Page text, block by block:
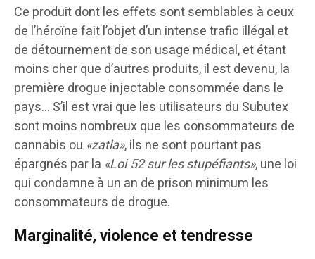
Ce produit dont les effets sont semblables à ceux
de l’héroïne fait l’objet d’un intense trafic illégal et
de détournement de son usage médical, et étant
moins cher que d’autres produits, il est devenu, la
première drogue injectable consommée dans le
pays… S’il est vrai que les utilisateurs du Subutex
sont moins nombreux que les consommateurs de
cannabis ou «zatla», ils ne sont pourtant pas
épargnés par la «Loi 52 sur les stupéfiants», une loi
qui condamne à un an de prison minimum les
consommateurs de drogue.
Marginalité, violence et tendresse